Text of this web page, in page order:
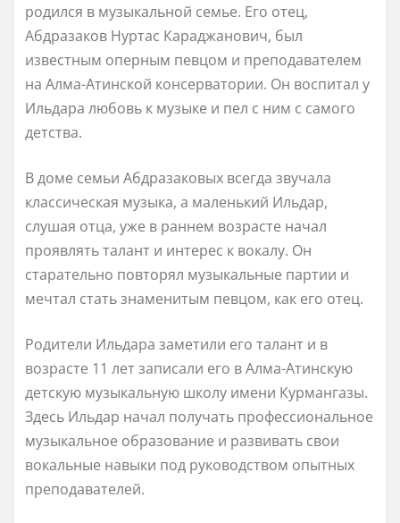
родился в музыкальной семье. Его отец,
Абдразаков Нуртас Караджанович, был
известным оперным певцом и преподавателем
на Алма-Атинской консерватории. Он воспитал у
Ильдара любовь к музыке и пел с ним с самого
детства.
В доме семьи Абдразаковых всегда звучала
классическая музыка, а маленький Ильдар,
слушая отца, уже в раннем возрасте начал
проявлять талант и интерес к вокалу. Он
старательно повторял музыкальные партии и
мечтал стать знаменитым певцом, как его отец.
Родители Ильдара заметили его талант и в
возрасте 11 лет записали его в Алма-Атинскую
детскую музыкальную школу имени Курмангазы.
Здесь Ильдар начал получать профессиональное
музыкальное образование и развивать свои
вокальные навыки под руководством опытных
преподавателей.